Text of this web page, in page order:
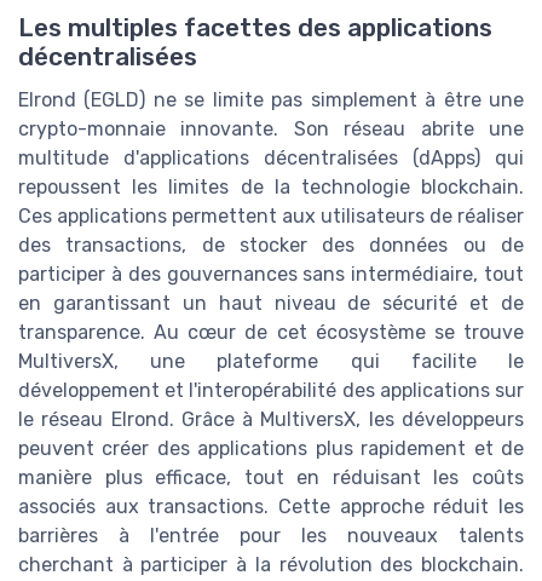
Les multiples facettes des applications
décentralisées
Elrond (EGLD) ne se limite pas simplement à être une
crypto-monnaie innovante. Son réseau abrite une
multitude d'applications décentralisées (dApps) qui
repoussent les limites de la technologie blockchain.
Ces applications permettent aux utilisateurs de réaliser
des transactions, de stocker des données ou de
participer à des gouvernances sans intermédiaire, tout
en garantissant un haut niveau de sécurité et de
transparence. Au cœur de cet écosystème se trouve
MultiversX, une plateforme qui facilite le
développement et l'interopérabilité des applications sur
le réseau Elrond. Grâce à MultiversX, les développeurs
peuvent créer des applications plus rapidement et de
manière plus efficace, tout en réduisant les coûts
associés aux transactions. Cette approche réduit les
barrières à l'entrée pour les nouveaux talents
cherchant à participer à la révolution des blockchain.